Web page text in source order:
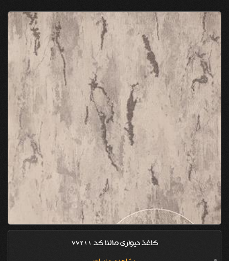
کاغذ دیواری مالنا کد 77211